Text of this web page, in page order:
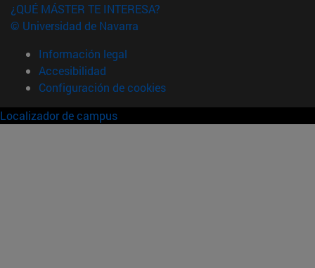
¿QUÉ MÁSTER TE INTERESA?
© Universidad de Navarra
Información legal
Accesibilidad
Configuración de cookies
Localizador de campus